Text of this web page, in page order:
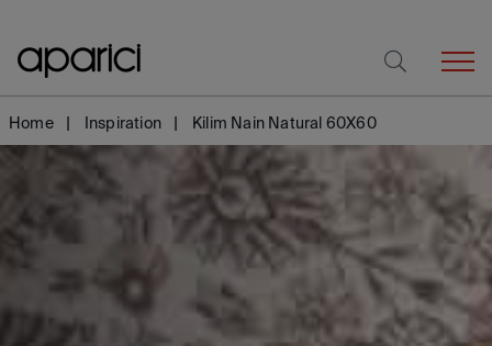
Home Inspiration Kilim Nain Natural 60X60